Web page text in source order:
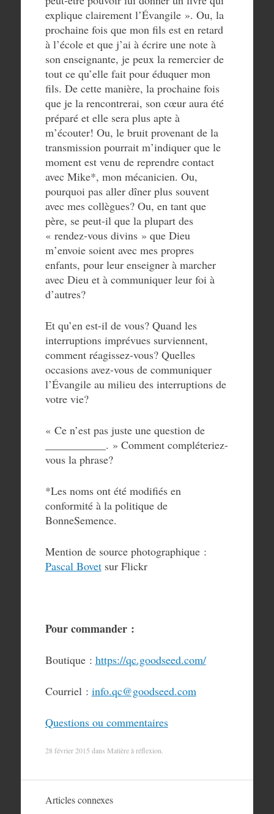
explique clairement l’Évangile ». Ou, la
prochaine fois que mon fils est en retard
à l’école et que j’ai à écrire une note à
son enseignante, je peux la remercier de
tout ce qu’elle fait pour éduquer mon
fils. De cette manière, la prochaine fois
que je la rencontrerai, son cœur aura été
préparé et elle sera plus apte à
m’écouter! Ou, le bruit provenant de la
transmission pourrait m’indiquer que le
moment est venu de reprendre contact
avec Mike*, mon mécanicien. Ou,
pourquoi pas aller dîner plus souvent
avec mes collègues? Ou, en tant que
père, se peut-il que la plupart des
« rendez-vous divins » que Dieu
m’envoie soient avec mes propres
enfants, pour leur enseigner à marcher
avec Dieu et à communiquer leur foi à
d’autres?
Et qu’en est-il de vous? Quand les
interruptions imprévues surviennent,
comment réagissez-vous? Quelles
occasions avez-vous de communiquer
l’Évangile au milieu des interruptions de
votre vie?
« Ce n’est pas juste une question de
___________. » Comment compléteriez-
vous la phrase?
*Les noms ont été modifiés en
conformité à la politique de
BonneSemence.
Mention de source photographique :
Pascal Bovetsur Flickr
Pour commander :
Boutique : https://qc.goodseed.com/
Courriel : info.qc@goodseed.com
Questions ou commentaires
28 février 2015 dans Matière à réflexion
Articles connexes